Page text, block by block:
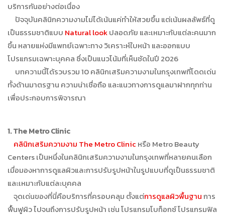
บริการกันอย่างต่อเนื่อง
ปัจจุบันคลินิกความงามไม่ได้เน้นแค่ทำให้สวยขึ้น แต่เน้นผลลัพธ์ที่ดู
เป็นธรรมชาติแบบ Natural lookปลอดภัย และเหมาะกับแต่ละคนมาก
ขึ้น หลายแห่งมีแพทย์เฉพาะทาง วิเคราะห์ใบหน้า และออกแบบ
โปรแกรมเฉพาะบุคคล ซึ่งเป็นแนวโน้มที่เห็นชัดในปี 2026
บทความนี้ได้รวบรวม 10 คลินิกเสริมความงามในกรุงเทพที่โดดเด่น
ทั้งด้านมาตรฐาน ความน่าเชื่อถือ และแนวทางการดูแลมาฝากทุกท่าน
เพื่อประกอบการพิจารณา
1. The Metro Clinic
คลินิกเสริมความงาม The Metro Clinic หรือ Metro Beauty
Centers เป็นหนึ่งในคลินิกเสริมความงามในกรุงเทพที่หลายคนเลือก
เมื่อมองหาการดูแลผิวและการปรับรูปหน้าในรูปแบบที่ดูเป็นธรรมชาติ
และเหมาะกับแต่ละบุคคล
จุดเด่นของที่นี่คือบริการที่ครอบคลุม ตั้งแต่การดูแลผิวพื้นฐานการ
ฟื้นฟูผิว ไปจนถึงการปรับรูปหน้า เช่น โปรแกรมโบท็อกซ์ โปรแกรมฟิล